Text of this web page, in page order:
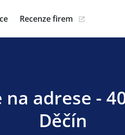
Recenze firem
adrese -
Děčín